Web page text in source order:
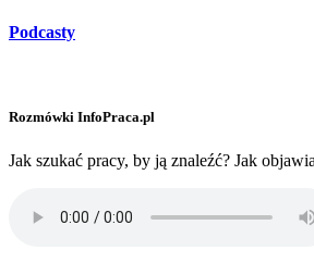
Podcasty
Rozmówki InfoPraca.pl
Jak szukać pracy, by ją znaleźć? Jak